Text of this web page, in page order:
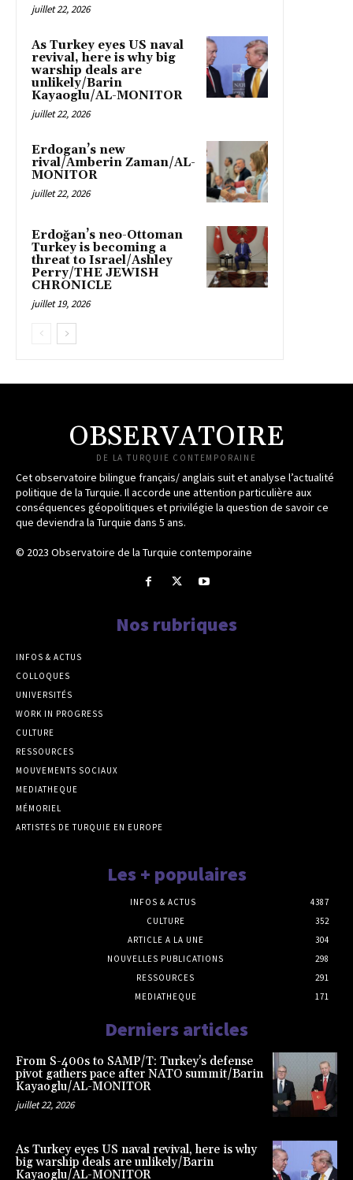
juillet 22, 2026
As Turkey eyes US naval
revival, here is why big
warship deals are
unlikely/Barin
Kayaoglu/AL-MONITOR
juillet 22, 2026
Erdogan’s new
rival/Amberin Zaman/AL-
MONITOR
juillet 22, 2026
Erdoğan’s neo-Ottoman
Turkey is becoming a
threat to Israel/Ashley
Perry/THE JEWISH
CHRONICLE
juillet 19, 2026
OBSERVATOIRE
DE LA TURQUIE CONTEMPORAINE
Cet observatoire bilingue français/ anglais suit et analyse l’actualité
politique de la Turquie. Il accorde une attention particulière aux
conséquences géopolitiques et privilégie la question de savoir ce
que deviendra la Turquie dans 5 ans.
© 2023 Observatoire de la Turquie contemporaine
Nos rubriques
INFOS & ACTUS
COLLOQUES
UNIVERSITÉS
WORK IN PROGRESS
CULTURE
RESSOURCES
MOUVEMENTS SOCIAUX
MEDIATHEQUE
MÉMORIEL
ARTISTES DE TURQUIE EN EUROPE
Les + populaires
INFOS & ACTUS
4387
CULTURE
352
ARTICLE A LA UNE
304
NOUVELLES PUBLICATIONS
298
RESSOURCES
291
MEDIATHEQUE
171
Derniers articles
From S-400s to SAMP/T: Turkey’s defense
pivot gathers pace after NATO summit/Barin
Kayaoglu/AL-MONITOR
juillet 22, 2026
As Turkey eyes US naval revival, here is why
big warship deals are unlikely/Barin
Kayaoglu/AL-MONITOR